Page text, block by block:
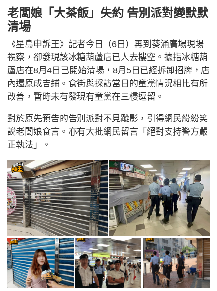
老闆娘「大茶飯」失約 告別派對變默默
清場
《星島申訴王》記者今日（6日）再到葵涌廣場現場
視察，卻發現該冰糖葫蘆店已人去樓空。據指冰糖葫
蘆店在8月4日已開始清場，8月5日已經拆卸招牌，店
內還原成吉鋪。食街與採訪當日的童黨情況相比有所
改善，暫時未有發現有童黨在三樓逗留。
對於原先預告的告別派對不見蹤影，引得網民紛紛笑
說老闆娘食言。亦有大批網民留言「絕對支持警方嚴
正執法」。